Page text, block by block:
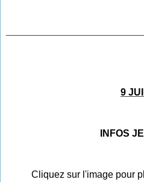
9
INFOS
Cliquez sur l'image pour